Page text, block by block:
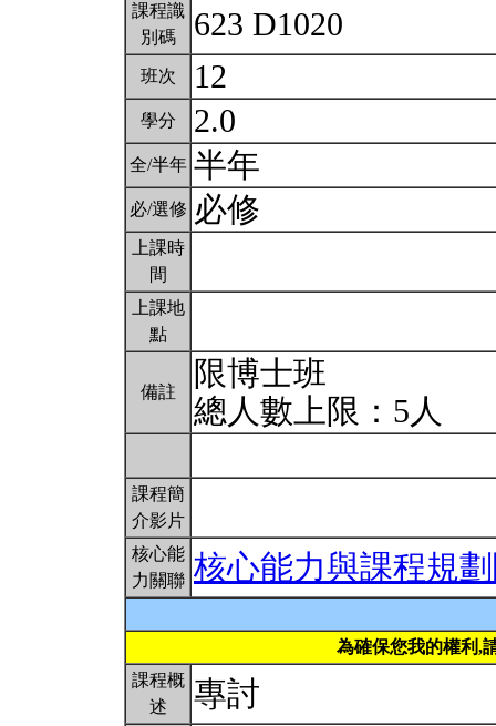
課程識
別碼
623 D1020
班次 12
學分 2.0
全/半年 半年
必/選修 必修
上課時
間
上課地
點
備註
限博士班
總人數上限：5人
課程簡
介影片
核心能
力關聯 核心能力與課程規
為確保您我的權利,
課程概
述
專討